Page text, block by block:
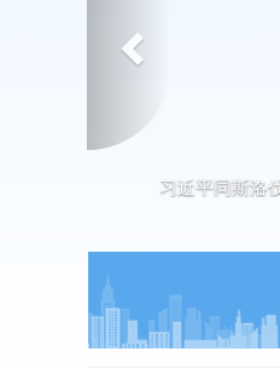
习近平出席